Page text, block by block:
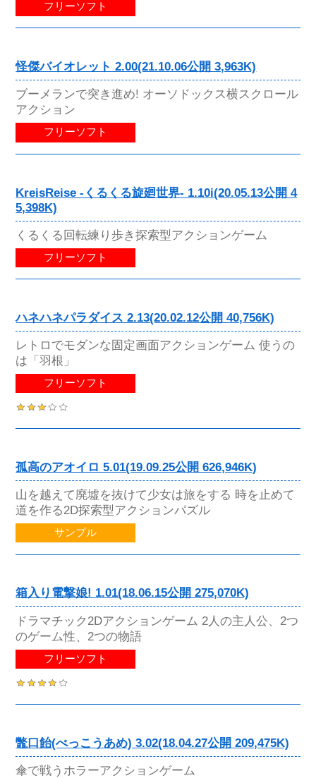
フリーソフト
怪傑バイオレット 2.00(21.10.06公開 3,963K)
ブーメランで突き進め! オーソドックス横スクロール
アクション
フリーソフト
KreisReise -くるくる旋廻世界- 1.10i(20.05.13公開 4
5,398K)
くるくる回転練り歩き探索型アクションゲーム
フリーソフト
ハネハネパラダイス 2.13(20.02.12公開 40,756K)
レトロでモダンな固定画面アクションゲーム 使うの
は「羽根」
フリーソフト
孤高のアオイロ 5.01(19.09.25公開 626,946K)
山を越えて廃墟を抜けて少女は旅をする 時を止めて
道を作る2D探索型アクションパズル
サンプル
箱入り電撃娘! 1.01(18.06.15公開 275,070K)
ドラマチック2Dアクションゲーム 2人の主人公、2つ
のゲーム性、2つの物語
フリーソフト
鼈口飴(べっこうあめ) 3.02(18.04.27公開 209,475K)
傘で戦うホラーアクションゲーム